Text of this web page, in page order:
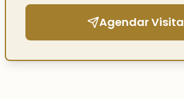
Agendar Visita